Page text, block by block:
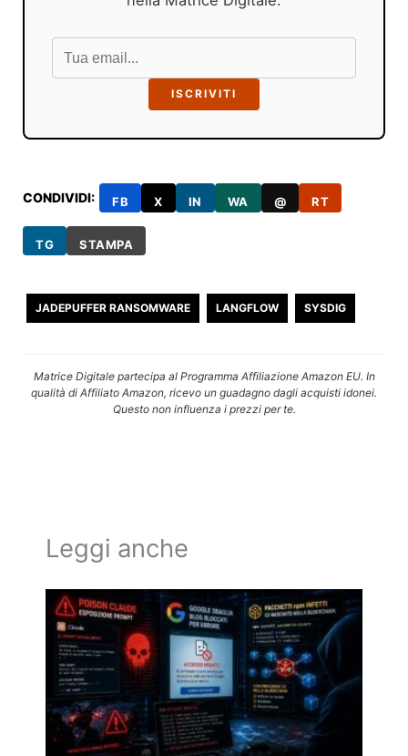
ISCRIVITI
CONDIVIDI: FB X IN WA @ RT
TG STAMPA
JADEPUFFER RANSOMWARE LANGFLOW SYSDIG
Matrice Digitale partecipa al Programma Affiliazione Amazon EU. In
qualità di Affiliato Amazon, ricevo un guadagno dagli acquisti idonei.
Questo non influenza i prezzi per te.
Leggi anche